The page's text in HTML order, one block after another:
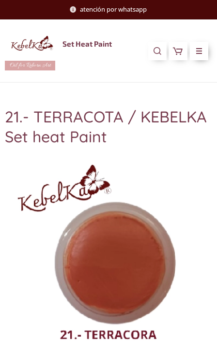
atención por whatsapp
Set Heat Paint
Oil for Reborn Art
21.- TERRACOTA / KEBELKA
Set heat Paint